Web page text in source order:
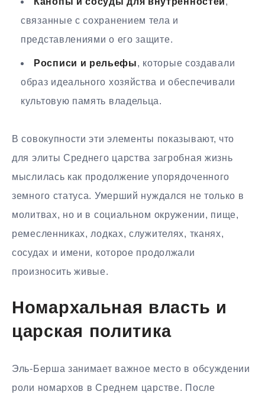
связанные с сохранением тела и
представлениями о его защите.
Росписи и рельефы, которые создавали
образ идеального хозяйства и обеспечивали
культовую память владельца.
В совокупности эти элементы показывают, что
для элиты Среднего царства загробная жизнь
мыслилась как продолжение упорядоченного
земного статуса. Умерший нуждался не только в
молитвах, но и в социальном окружении, пище,
ремесленниках, лодках, служителях, тканях,
сосудах и имени, которое продолжали
произносить живые.
Номархальная власть и
царская политика
Эль-Берша занимает важное место в обсуждении
роли номархов в Среднем царстве. После